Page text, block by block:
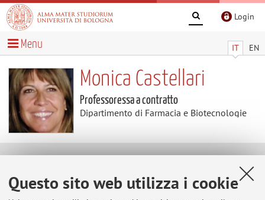
Questo sito web utilizza i cookie
Login
IT EN
Menu
Monica Castellari
Professoressa a contratto
Dipartimento di Farmacia e Biotecnologie